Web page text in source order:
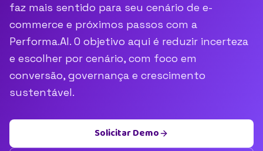
faz mais sentido para seu cenário de e-
commerce e próximos passos com a
Performa.AI. O objetivo aqui é reduzir incerteza
e escolher por cenário, com foco em
conversão, governança e crescimento
sustentável.
Solicitar Demo